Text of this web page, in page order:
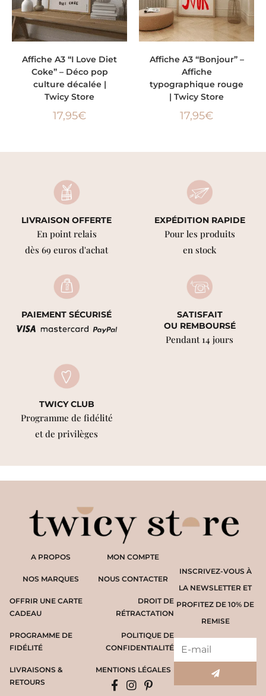
Affiche A3 “I Love Diet
Coke” – Déco pop
culture décalée |
Twicy Store
17,95€
Affiche A3 “Bonjour” –
Affiche
typographique rouge
| Twicy Store
17,95€
LIVRAISON OFFERTE
En point relais
dès 69 euros d'achat
EXPÉDITION RAPIDE
Pour les produits
en stock
PAIEMENT SÉCURISÉ
SATISFAIT
OU REMBOURSÉ
Pendant 14 jours
TWICY CLUB
Programme de fidélité
et de privilèges
A PROPOS
NOS MARQUES
OFFRIR UNE CARTE
CADEAU
PROGRAMME DE
FIDÉLITÉ
LIVRAISONS &
RETOURS
INSCRIVEZ-VOUS À
LA NEWSLETTER ET
PROFITEZ DE 10% DE
REMISE
MON COMPTE
NOUS CONTACTER
DROIT DE
RÉTRACTATION
POLITIQUE DE
CONFIDENTIALITÉ
MENTIONS LÉGALES